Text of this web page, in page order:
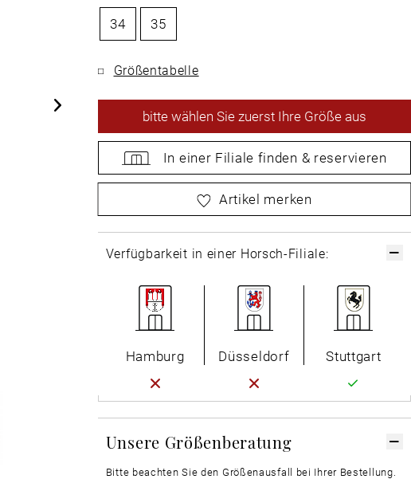
34 35
Größentabelle
bittewählen Sie zuerst Ihre Größe aus
In einer Filiale finden & reservieren
wählen Sie zuerst Ihre Größe aus
Artikel merken
Verfügbarkeit in einer Horsch-Filiale:
Hamburg Düsseldorf Stuttgart
Unsere Größenberatung
Bitte beachten Sie den Größenausfall bei Ihrer Bestellung.